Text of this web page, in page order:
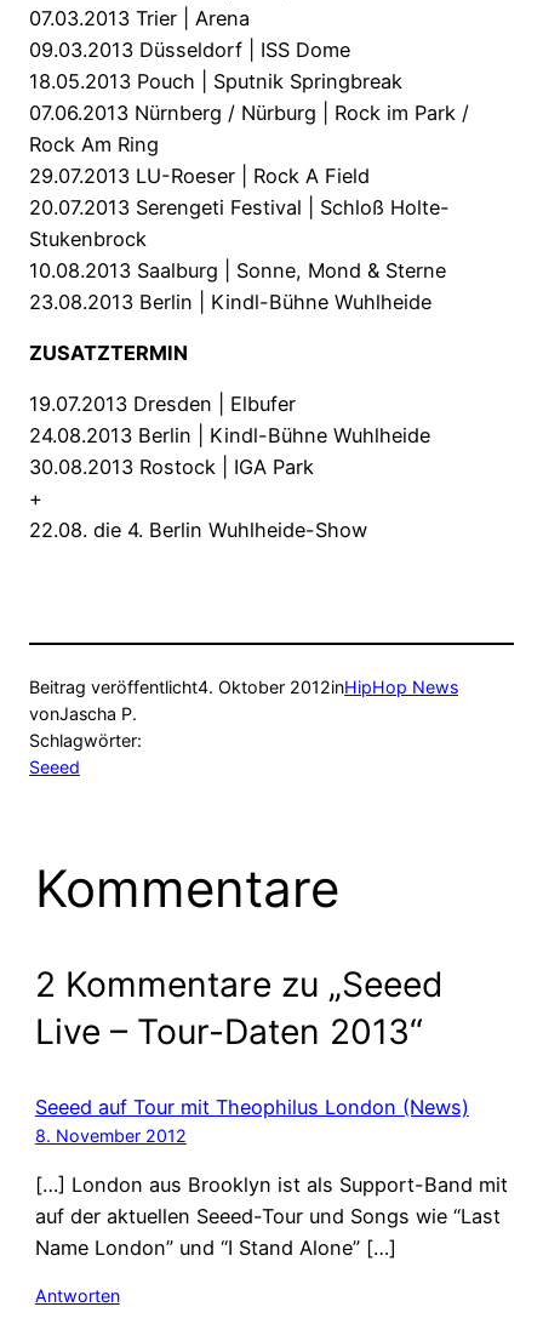
07.03.2013 Trier | Arena
09.03.2013 Düsseldorf | ISS Dome
18.05.2013 Pouch | Sputnik Springbreak
07.06.2013 Nürnberg / Nürburg | Rock im Park /
Rock Am Ring
29.07.2013 LU-Roeser | Rock A Field
20.07.2013 Serengeti Festival | Schloß Holte-
Stukenbrock
10.08.2013 Saalburg | Sonne, Mond & Sterne
23.08.2013 Berlin | Kindl-Bühne Wuhlheide
ZUSATZTERMIN
19.07.2013 Dresden | Elbufer
24.08.2013 Berlin | Kindl-Bühne Wuhlheide
30.08.2013 Rostock | IGA Park
+
22.08. die 4. Berlin Wuhlheide-Show
Beitrag veröffentlicht4. Oktober 2012inHipHop News
vonJascha P.
Schlagwörter:
Seeed
Kommentare
2 Kommentare zu „Seeed
Live – Tour-Daten 2013“
Seeed auf Tour mit Theophilus London (News)
8. November 2012
[…] London aus Brooklyn ist als Support-Band mit
auf der aktuellen Seeed-Tour und Songs wie “Last
Name London” und “I Stand Alone” […]
Antworten